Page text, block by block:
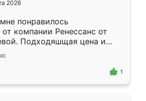
2026
понравилось
компании Ренессанс от
Подходяшщая цена и
изготовления. Приехавший
Владислав
моему эскизу самый
1